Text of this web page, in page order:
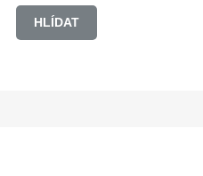
HLÍDAT